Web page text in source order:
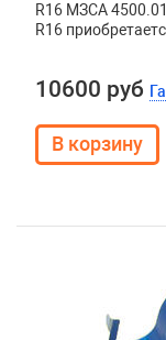
R16 МЗСА
R16
10600 руб